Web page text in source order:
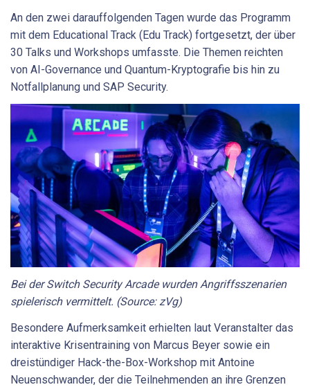
An den zwei darauffolgenden Tagen wurde das Programm
mit dem Educational Track (Edu Track) fortgesetzt, der über
30 Talks und Workshops umfasste. Die Themen reichten
von AI-Governance und Quantum-Kryptografie bis hin zu
Notfallplanung und SAP Security.
Bei der Switch Security Arcade wurden Angriffsszenarien
spielerisch vermittelt. (Source: zVg)
Besondere Aufmerksamkeit erhielten laut Veranstalter das
interaktive Krisentraining von Marcus Beyer sowie ein
dreistündiger Hack-the-Box-Workshop mit Antoine
Neuenschwander, der die Teilnehmenden an ihre Grenzen